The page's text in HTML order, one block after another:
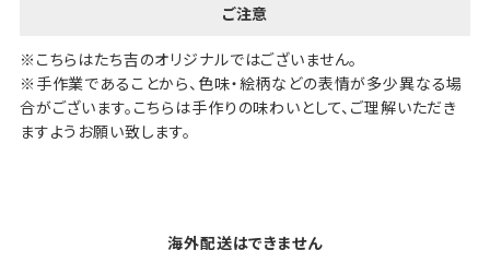
ご注意
※こちらはたち吉のオリジナルではございません。
※手作業であることから、色味・絵柄などの表情が多少異なる場
合がございます。こちらは手作りの味わいとして、ご理解いただき
ますようお願い致します。
海外配送はできません